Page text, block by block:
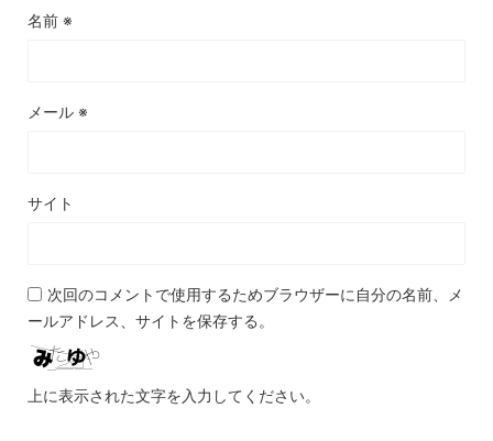
名前 ※
メール ※
サイト
次回のコメントで使用するためブラウザーに自分の名前、メ
ールアドレス、サイトを保存する。
上に表示された文字を入力してください。